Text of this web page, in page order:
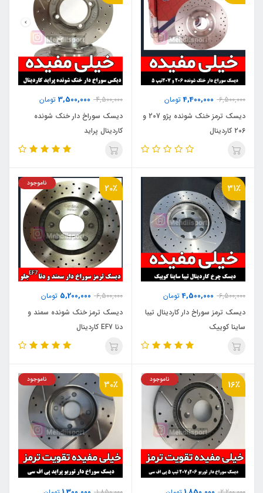
6,500,000
4,400,000تومان
دیسک ترمز خنک شونده پژو 207 و
206 کاردینال
4,500,000
3,500,000 تومان
دیسک سوراخ دار خنک شونده
کاردینال پراید
31٪
6,500,000
4,500,000تومان
دیسک ترمز سوراخ دار کاردینال تیبا
ساینا کوییک
20٪
6,500,000
5,200,000 تومان
ناموجود
دیسک ترمز خنک شونده سمند و
دنا EF7 کاردینال
16٪ ناموجود 30٪ ناموجود